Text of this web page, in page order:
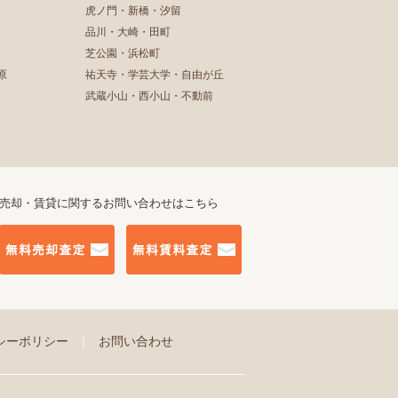
虎ノ門・新橋・汐留
品川・大崎・田町
芝公園・浜松町
祐天寺・学芸大学・自由が丘
武蔵小山・西小山・不動前
売却・賃貸に関するお問い合わせはこちら
ーポリシー お問い合わせ